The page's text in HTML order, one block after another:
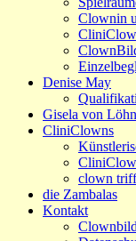
Clownin
Denise May
Gisela von
CliniClowns
clown
die Zambalas
Kontakt